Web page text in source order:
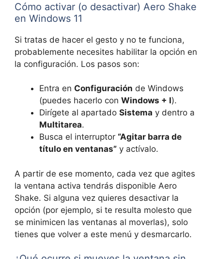
Cómo activar (o desactivar) Aero Shake
en Windows 11
Si tratas de hacer el gesto y no te funciona,
probablemente necesites habilitar la opción en
la configuración. Los pasos son:
Entra en Configuración de Windows
(puedes hacerlo con Windows + I).
Dirígete al apartado Sistema y dentro a
Multitarea.
Busca el interruptor “Agitar barra de
título en ventanas” y actívalo.
A partir de ese momento, cada vez que agites
la ventana activa tendrás disponible Aero
Shake. Si alguna vez quieres desactivar la
opción (por ejemplo, si te resulta molesto que
se minimicen las ventanas al moverlas), solo
tienes que volver a este menú y desmarcarlo.